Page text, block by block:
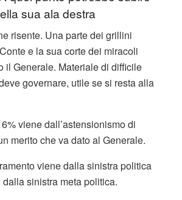
sua ala destra
risente. Una parte dei grillini
e la sua corte dei miracoli
il Generale. Materiale di difficile
governare, utile se si resta alla
viene dall’astensionismo di
merito che va dato al Generale.
viene dalla sinistra politica
sinistra meta politica.